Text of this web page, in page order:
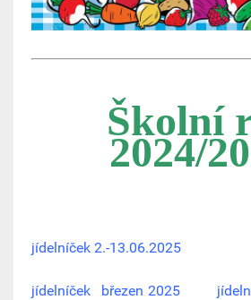
Školní
2024/
jídelníček 2.-13.06.2025
jídelníček březen 2025